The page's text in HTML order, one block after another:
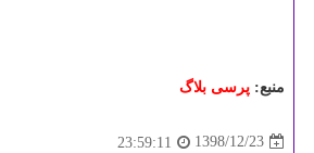
منبع: پرسی بلاگ
1398/12/23
23:59:11